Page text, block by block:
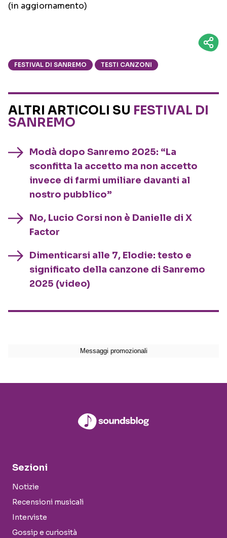
(in aggiornamento)
FESTIVAL DI SANREMO TESTI CANZONI
ALTRI ARTICOLI SU FESTIVAL DI
SANREMO
Modà dopo Sanremo 2025: “La
sconfitta la accetto ma non accetto
invece di farmi umiliare davanti al
nostro pubblico”
No, Lucio Corsi non è Danielle di X
Factor
Dimenticarsi alle 7, Elodie: testo e
significato della canzone di Sanremo
2025 (video)
Sezioni
Notizie
Recensioni musicali
Interviste
Gossip e curiosità